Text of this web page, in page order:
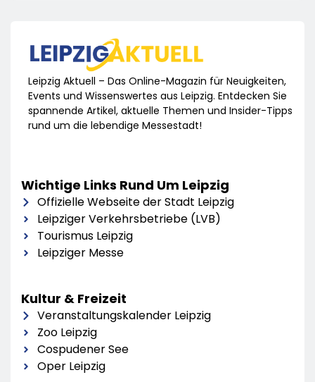
Leipzig Aktuell – Das Online-Magazin für Neuigkeiten,
Events und Wissenswertes aus Leipzig. Entdecken Sie
spannende Artikel, aktuelle Themen und Insider-Tipps
rund um die lebendige Messestadt!
Wichtige Links Rund Um Leipzig
Offizielle Webseite der Stadt Leipzig
Leipziger Verkehrsbetriebe (LVB)
Tourismus Leipzig
Leipziger Messe
Kultur & Freizeit
Veranstaltungskalender Leipzig
Zoo Leipzig
Cospudener See
Oper Leipzig